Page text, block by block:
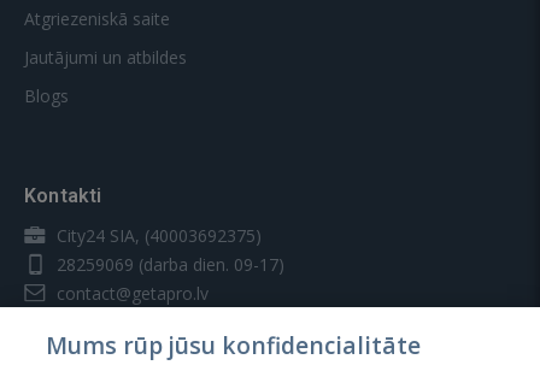
Atgriezeniskā saite
Jautājumi un atbildes
Blogs
Kontakti
City24 SIA, (40003692375)
28259069 (darba dien. 09-17)
contact@getapro.lv
Mums rūp jūsu konfidencialitāte